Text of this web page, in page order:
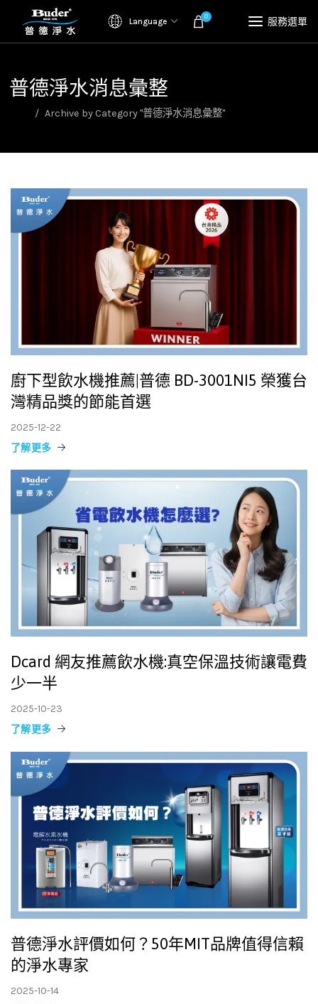
Language 0 服務選單
普德淨水消息彙整
Archive by Category "普德淨水消息彙整"
廚下型飲水機推薦|普德 BD-3001NI5 榮獲台
灣精品獎的節能首選
2025-12-22
了解更多
Dcard 網友推薦飲水機:真空保溫技術讓電費
少一半
2025-10-23
了解更多
普德淨水評價如何？50年MIT品牌值得信賴
的淨水專家
2025-10-14